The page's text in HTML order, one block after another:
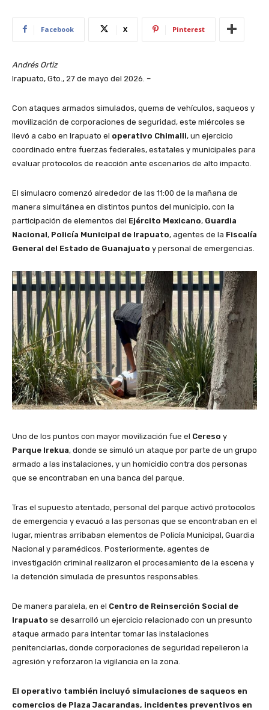
Facebook X Pinterest
Andrés Ortiz
Irapuato, Gto., 27 de mayo del 2026. –
Con ataques armados simulados, quema de vehículos, saqueos y
movilización de corporaciones de seguridad, este miércoles se
llevó a cabo en Irapuato el operativo Chimalli, un ejercicio
coordinado entre fuerzas federales, estatales y municipales para
evaluar protocolos de reacción ante escenarios de alto impacto.
El simulacro comenzó alrededor de las 11:00 de la mañana de
manera simultánea en distintos puntos del municipio, con la
participación de elementos del Ejército Mexicano, Guardia
Nacional, Policía Municipal de Irapuato, agentes de la Fiscalía
General del Estado de Guanajuato y personal de emergencias.
Uno de los puntos con mayor movilización fue el Cereso y
Parque Irekua, donde se simuló un ataque por parte de un grupo
armado a las instalaciones, y un homicidio contra dos personas
que se encontraban en una banca del parque.
Tras el supuesto atentado, personal del parque activó protocolos
de emergencia y evacuó a las personas que se encontraban en el
lugar, mientras arribaban elementos de Policía Municipal, Guardia
Nacional y paramédicos. Posteriormente, agentes de
investigación criminal realizaron el procesamiento de la escena y
la detención simulada de presuntos responsables.
De manera paralela, en el Centro de Reinserción Social de
Irapuato se desarrolló un ejercicio relacionado con un presunto
ataque armado para intentar tomar las instalaciones
penitenciarias, donde corporaciones de seguridad repelieron la
agresión y reforzaron la vigilancia en la zona.
El operativo también incluyó simulaciones de saqueos en
comercios de Plaza Jacarandas, incidentes preventivos en